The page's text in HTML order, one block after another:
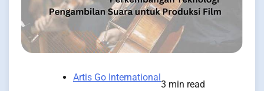
Artis Go International
3 min read